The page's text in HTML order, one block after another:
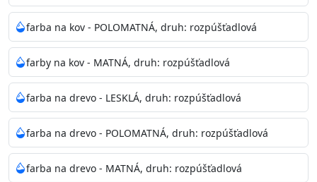
Odtieň: Biela + je možné tónovať podľa RAL, NCS,
Pantone
Informácie k aplikácií
Pred použitím farbu narieďte do 10% vodou podľa
spôsobu aplikácie. Dobre premiešajte a občas opakujte
aj počas náteru. Naneste jednu
vrstvu štetcom, valčekom alebo striekacou pištoľou
farba zasychá na dotyk po 30-60min./23°C po
farba na kov - POLOMATNÁ, druh: rozpúšťadlová
farby na kov - MATNÁ, druh: rozpúšťadlová
farba na drevo - LESKLÁ, druh: rozpúšťadlová
farba na drevo - POLOMATNÁ, druh: rozpúšťadlová
farba na drevo - MATNÁ, druh: rozpúšťadlová